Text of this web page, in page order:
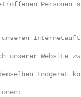
unseren
unserer Website